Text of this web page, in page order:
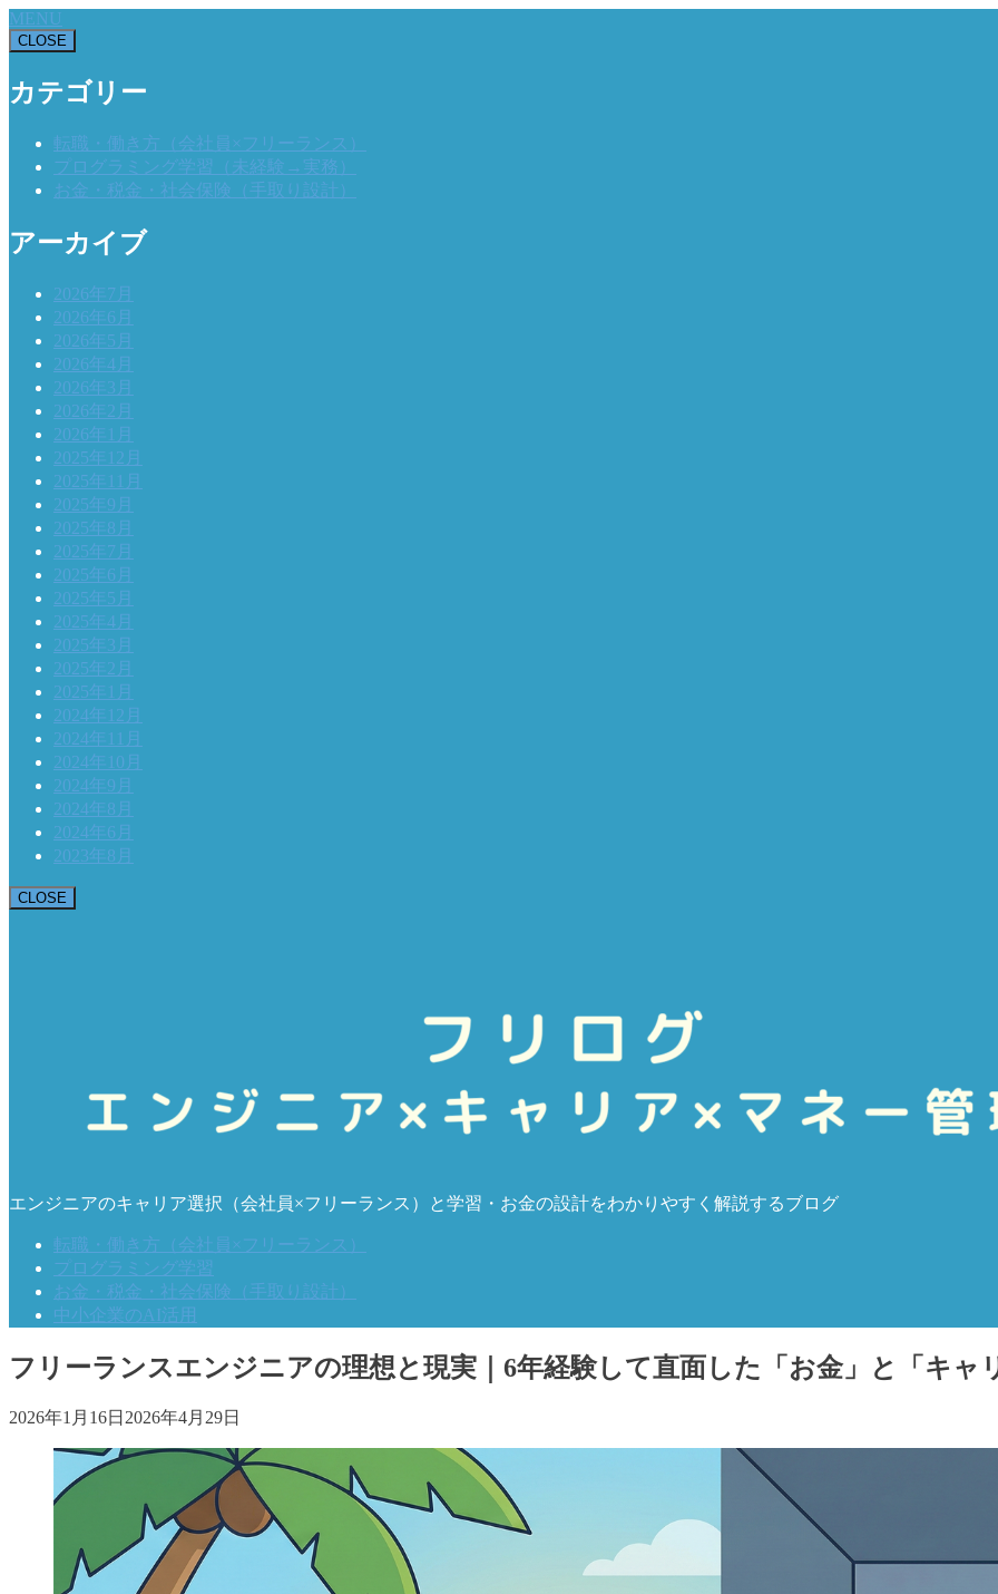
MENU
CLOSE
カテゴリー
転職・働き方（会社員×フリーランス）
プログラミング学習（未経験→実務）
お金・税金・社会保険（手取り設計）
アーカイブ
2026年7月
2026年6月
2026年5月
2026年4月
2026年3月
2026年2月
2026年1月
2025年12月
2025年11月
2025年9月
2025年8月
2025年7月
2025年6月
2025年5月
2025年4月
2025年3月
2025年2月
2025年1月
2024年12月
2024年11月
2024年10月
2024年9月
2024年8月
2024年6月
2023年8月
CLOSE
エンジニアのキャリア選択（会社員×フリーランス）と学習・お金の設計をわかりやすく解説するブログ
転職・働き方（会社員×フリーランス）
プログラミング学習
お金・税金・社会保険（手取り設計）
中小企業のAI活用
フリーランスエンジニアの理想と現実｜6年経験して直面した「お金」と「キャ
2026年1月16日 2026年4月29日